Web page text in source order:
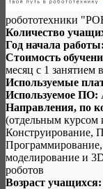
робототехники
Количество
Год начала работы:
Стоимость
месяц с 1 занятием
Используемые
Используемое ПО:
Направления, по
(отдельным курсом
Конструирование,
моделирование и
роботов
Возраст учащихся: